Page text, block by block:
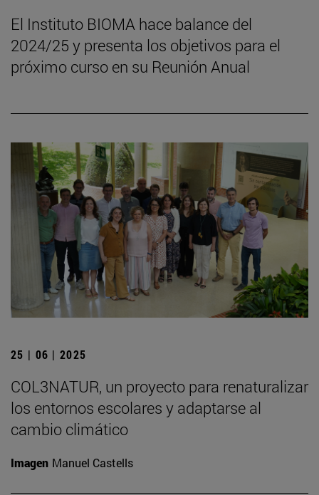
El Instituto BIOMA hace balance del
2024/25 y presenta los objetivos para el
próximo curso en su Reunión Anual
25 | 06 | 2025
COL3NATUR, un proyecto para renaturalizar
los entornos escolares y adaptarse al
cambio climático
Imagen Manuel Castells